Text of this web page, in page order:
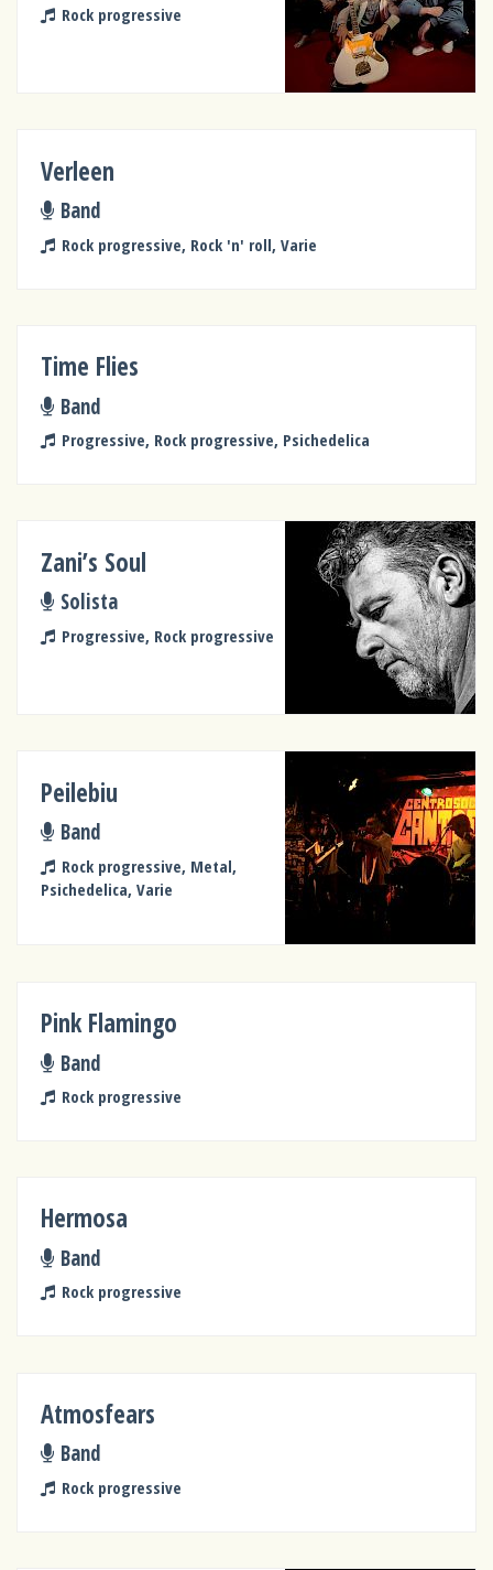
Rock progressive
Verleen
Band
Rock progressive, Rock 'n' roll, Varie
Time Flies
Band
Progressive, Rock progressive, Psichedelica
Zani’s Soul
Solista
Progressive, Rock progressive
Peilebiu
Band
Rock progressive, Metal,
Psichedelica, Varie
Pink Flamingo
Band
Rock progressive
Hermosa
Band
Rock progressive
Atmosfears
Band
Rock progressive